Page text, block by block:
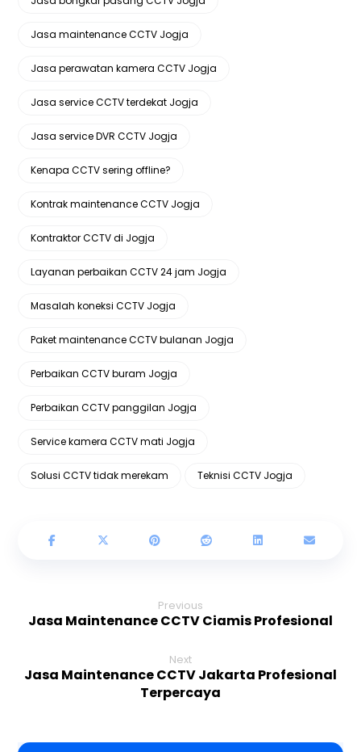
Jasa maintenance CCTV Jogja
Jasa perawatan kamera CCTV Jogja
Jasa service CCTV terdekat Jogja
Jasa service DVR CCTV Jogja
Kenapa CCTV sering offline?
Kontrak maintenance CCTV Jogja
Kontraktor CCTV di Jogja
Layanan perbaikan CCTV 24 jam Jogja
Masalah koneksi CCTV Jogja
Paket maintenance CCTV bulanan Jogja
Perbaikan CCTV buram Jogja
Perbaikan CCTV panggilan Jogja
Service kamera CCTV mati Jogja
Solusi CCTV tidak merekam Teknisi CCTV Jogja
Previous
Jasa Maintenance CCTV Ciamis Profesional
Next
Jasa Maintenance CCTV Jakarta Profesional
Terpercaya